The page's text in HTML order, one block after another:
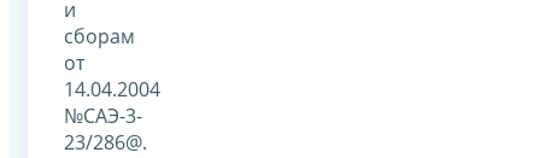
и
сборам
от
14.04.2004
№САЭ-3-
23/286@.